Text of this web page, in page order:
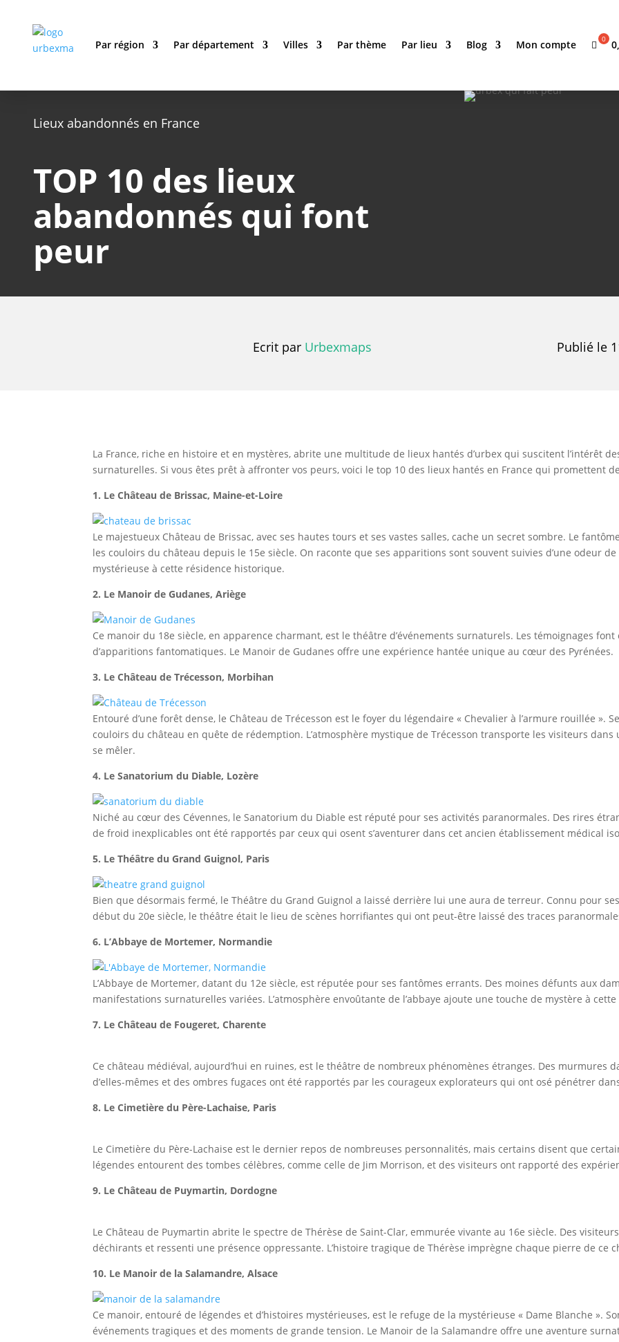
Par région Par département Villes Par thème Par lieu Blog Mon compte
Lieux abandonnés en France
TOP 10 des lieux
abandonnés qui font
peur
Ecrit par Urbexmaps Publié le
La France, riche en histoire et en mystères, abrite une multitude de lieux hantés d’urbex qui suscitent l’intérêt
surnaturelles. Si vous êtes prêt à affronter vos peurs, voici le top 10 des lieux hantés en France qui promettent
1. Le Château de Brissac, Maine-et-Loire
Le majestueux Château de Brissac, avec ses hautes tours et ses vastes salles, cache un secret sombre. Le
les couloirs du château depuis le 15e siècle. On raconte que ses apparitions sont souvent suivies d’une odeur
mystérieuse à cette résidence historique.
2. Le Manoir de Gudanes, Ariège
Ce manoir du 18e siècle, en apparence charmant, est le théâtre d’événements surnaturels. Les témoignages
d’apparitions fantomatiques. Le Manoir de Gudanes offre une expérience hantée unique au cœur des Pyrénées.
3. Le Château de Trécesson, Morbihan
Entouré d’une forêt dense, le Château de Trécesson est le foyer du légendaire « Chevalier à l’armure rouillée ».
couloirs du château en quête de rédemption. L’atmosphère mystique de Trécesson transporte les visiteurs
se mêler.
4. Le Sanatorium du Diable, Lozère
Niché au cœur des Cévennes, le Sanatorium du Diable est réputé pour ses activités paranormales. Des rires
de froid inexplicables ont été rapportés par ceux qui osent s’aventurer dans cet ancien établissement médical
5. Le Théâtre du Grand Guignol, Paris
Bien que désormais fermé, le Théâtre du Grand Guignol a laissé derrière lui une aura de terreur. Connu pour
début du 20e siècle, le théâtre était le lieu de scènes horrifiantes qui ont peut-être laissé des traces
6. L’Abbaye de Mortemer, Normandie
L’Abbaye de Mortemer, datant du 12e siècle, est réputée pour ses fantômes errants. Des moines défunts aux
manifestations surnaturelles variées. L’atmosphère envoûtante de l’abbaye ajoute une touche de mystère à
7. Le Château de Fougeret, Charente
Ce château médiéval, aujourd’hui en ruines, est le théâtre de nombreux phénomènes étranges. Des murmures
d’elles-mêmes et des ombres fugaces ont été rapportés par les courageux explorateurs qui ont osé pénétrer
8. Le Cimetière du Père-Lachaise, Paris
Le Cimetière du Père-Lachaise est le dernier repos de nombreuses personnalités, mais certains disent que
légendes entourent des tombes célèbres, comme celle de Jim Morrison, et des visiteurs ont rapporté des
9. Le Château de Puymartin, Dordogne
Le Château de Puymartin abrite le spectre de Thérèse de Saint-Clar, emmurée vivante au 16e siècle. Des
déchirants et ressenti une présence oppressante. L’histoire tragique de Thérèse imprègne chaque pierre de ce
10. Le Manoir de la Salamandre, Alsace
Ce manoir, entouré de légendes et d’histoires mystérieuses, est le refuge de la mystérieuse « Dame Blanche ».
événements tragiques et des moments de grande tension. Le Manoir de la Salamandre offre une aventure